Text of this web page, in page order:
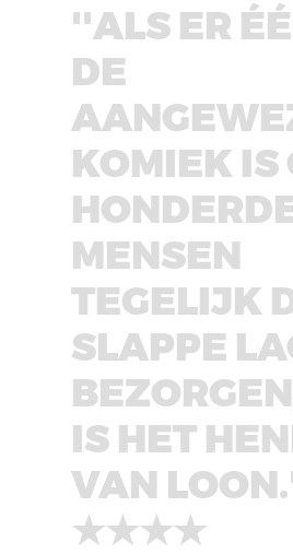
''ALS ER
DE
KOMIEK IS
MENSEN
TEGELIJK
SLAPPE
IS HET
VAN
★★★★